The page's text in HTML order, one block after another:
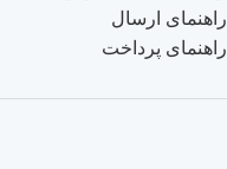
راهنمای ارسال
راهنمای پرداخت